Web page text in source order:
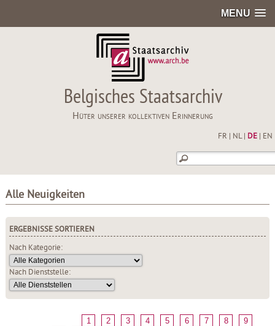
MENU
Belgisches Staatsarchiv
Hüter unserer kollektiven Erinnerung
FR NL| DE| EN
Alle Neuigkeiten
ERGEBNISSE SORTIEREN
Nach Kategorie:
Nach Dienststelle:
1 2 3 4 5 6 7 8
9